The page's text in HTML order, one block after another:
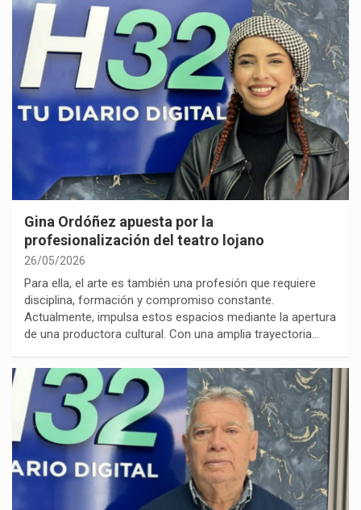
Gina Ordóñez apuesta por la
profesionalización del teatro lojano
26/05/2026
Para ella, el arte es también una profesión que requiere
disciplina, formación y compromiso constante.
Actualmente, impulsa estos espacios mediante la apertura
de una productora cultural. Con una amplia trayectoria…